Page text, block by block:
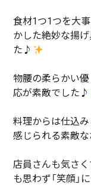
食材1つ1つを大
かした絶妙な揚
た♪
物腰の柔らかい
応が素敵でした♪
料理からは仕込
感じられる素敵
店員さんも気さ
も思わず「笑顔」